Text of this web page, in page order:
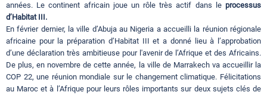
années. Le continent africain joue un rôle très actif dans le processus
d’Habitat III.
En février dernier, la ville d’Abuja au Nigeria a accueilli la réunion régionale
africaine pour la préparation d’Habitat III et a donné lieu à l’approbation
d’une déclaration très ambitieuse pour l'avenir de l’Afrique et des Africains.
De plus, en novembre de cette année, la ville de Marrakech va accueillir la
COP 22, une réunion mondiale sur le changement climatique. Félicitations
au Maroc et à l’Afrique pour leurs rôles importants sur deux sujets clés de